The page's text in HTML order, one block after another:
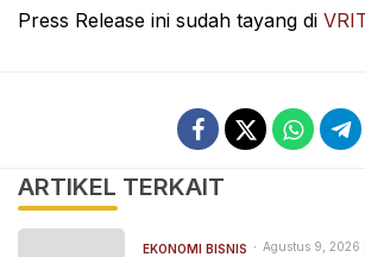
Press Release ini sudah tayang di
ARTIKEL TERKAIT
EKONOMI BISNIS Agustus 9, 2026